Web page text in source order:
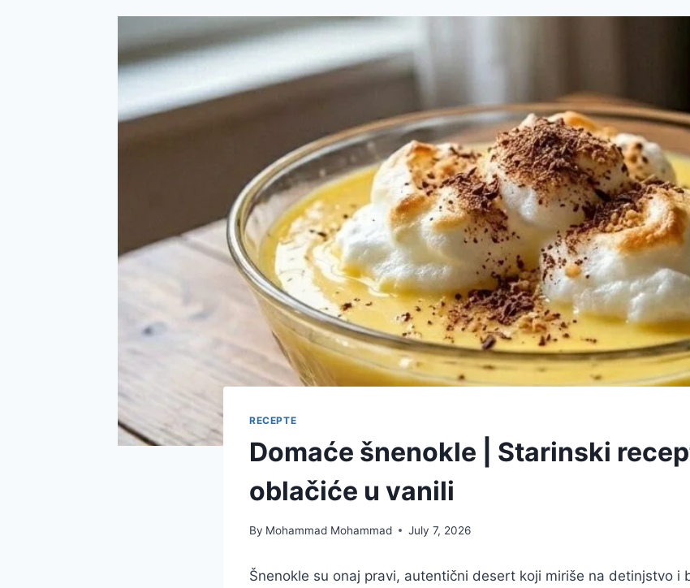
RECEPTE
Domaće šnenokle | Starinski
oblačiće u vanili
By Mohammad Mohammad July 7, 2026
Šnenokle su onaj pravi, autentični desert koji miriše na detinjstvo i